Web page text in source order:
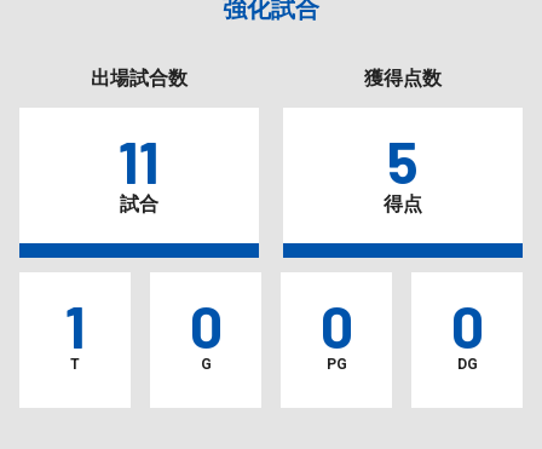
強化試合
出場試合数
11
試合
獲得点数
5
得点
1
T
0
G
0
PG
0
DG